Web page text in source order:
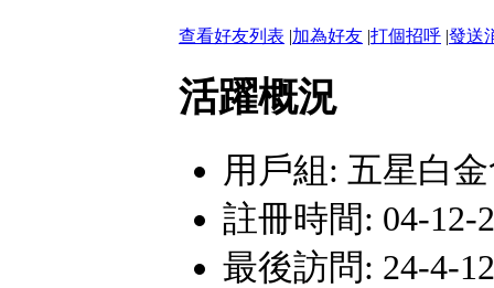
查看好友列表 |加為好友 |打個招呼 |發送
活躍概況
用戶組: 五星白
註冊時間: 04-12-
最後訪問: 24-4-